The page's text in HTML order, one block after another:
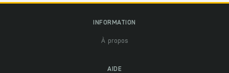
INFORMATION
À propos
AIDE